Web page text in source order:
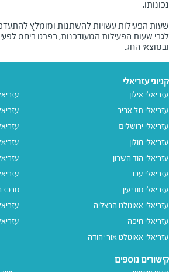
שעות הפעילות עשויות להשתנות ומומלץ
לגבי שעות הפעילות המעודכנות, בפרט ביחס
ובמוצאי החג.
קניוני עזריאלי
עזריאלי אילון
עזריאלי תל אביב
עזריאלי ירושלים
עזריאלי חולון
עזריאלי הוד השרון
עזריאלי עכו
עזריאלי מודיעין
עזריאלי אאוטלט הרצליה
עזריאלי חיפה
עזריאלי אאוטלט אור יהודה
מרכז
קישורים נוספים